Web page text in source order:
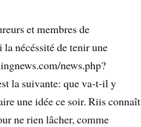
et membres de
nécéssité de tenir une
news.php?
la suivante: que va-t-il y
une idée ce soir. Riis connaît
ne rien lâcher, comme